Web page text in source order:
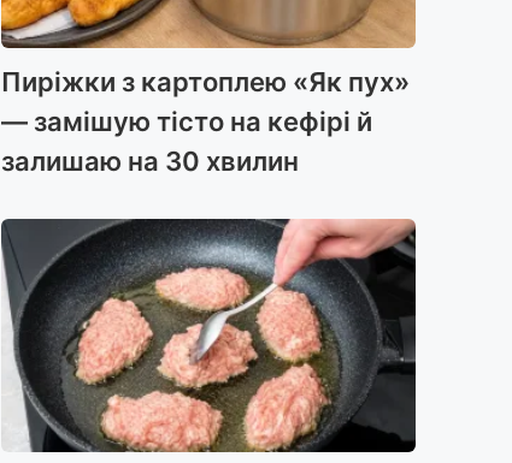
Пиріжки з картоплею «Як пух»
— замішую тісто на кефірі й
залишаю на 30 хвилин